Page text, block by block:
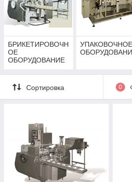
БРИКЕТИРОВОЧН
ОЕ
ОБОРУДОВАНИЕ
УПАКОВОЧНОЕ
Сортировка 0